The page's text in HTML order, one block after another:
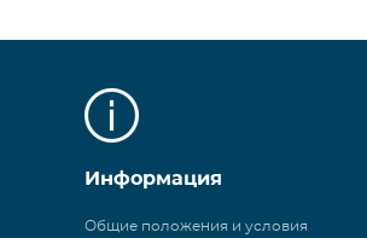
Информация
Общие положения и условия